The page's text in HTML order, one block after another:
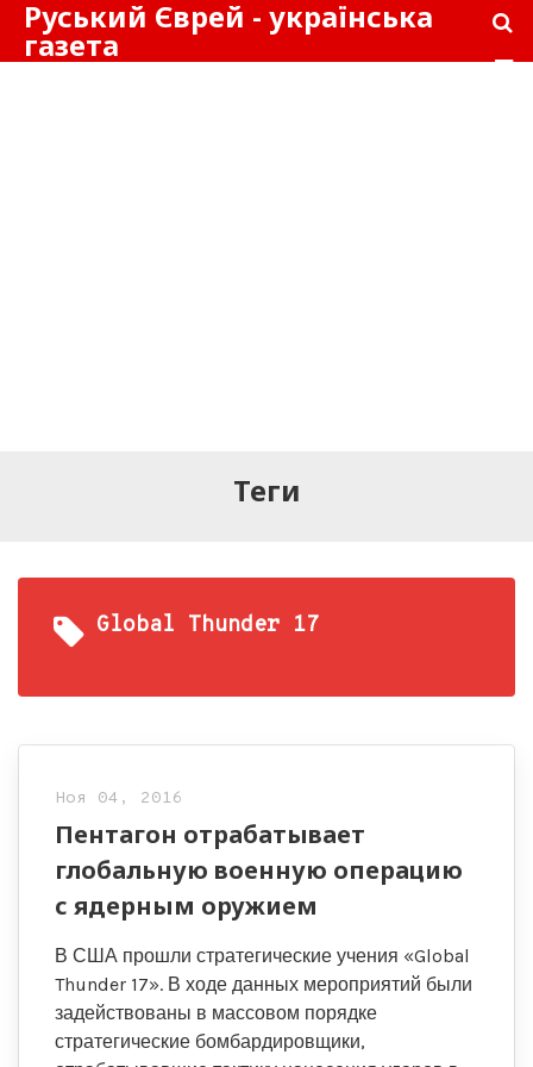
Руський Єврей - українська
газета
Теги
Global Thunder 17
Ноя 04, 2016
Пентагон отрабатывает
глобальную военную операцию
с ядерным оружием
В США прошли стратегические учения «Global
Thunder 17». В ходе данных мероприятий были
задействованы в массовом порядке
стратегические бомбардировщики,